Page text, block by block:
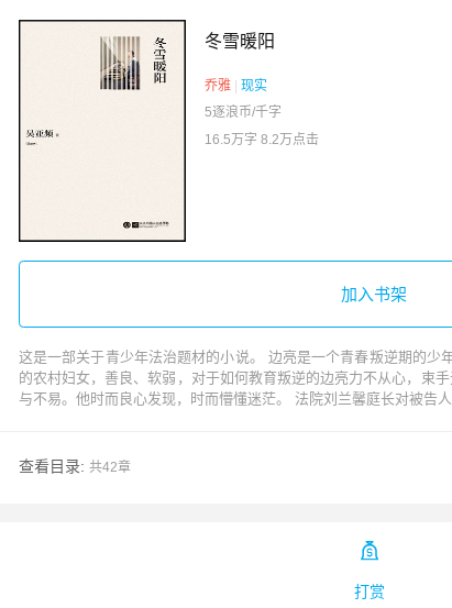
冬雪暖阳
乔雅 | 现实
5逐浪币/千字
16.5万字 8.2万点击
加入书架
这是一部关于青少年法治题材的小说。 边亮是一个青春叛逆期的
的农村妇女，善良、软弱，对于如何教育叛逆的边亮力不从心，束
与不易。他时而良心发现，时而懵懂迷茫。 法院刘兰馨庭长对被告
查看目录: 共42章

打赏